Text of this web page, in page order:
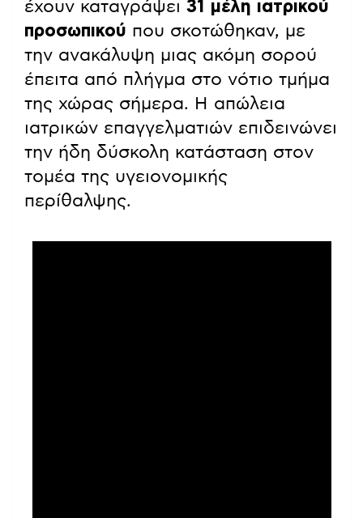
έχουν καταγράψει 31 μέλη ιατρικού
προσωπικού που σκοτώθηκαν, με
την ανακάλυψη μιας ακόμη σορού
έπειτα από πλήγμα στο νότιο τμήμα
της χώρας σήμερα. Η απώλεια
ιατρικών επαγγελματιών επιδεινώνει
την ήδη δύσκολη κατάσταση στον
τομέα της υγειονομικής
περίθαλψης.